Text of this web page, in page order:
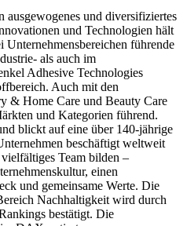
und diversifiziertes
und Technologien hält
Unternehmensbereichen führende
als auch im
Adhesive Technologies
Auch mit den
& Home Care und Beauty Care
und Kategorien führend.
blickt auf eine über 140-jährige
beschäftigt weltweit
Team bilden –
einen
und gemeinsame Werte. Die
Nachhaltigkeit wird durch
bestätigt. Die